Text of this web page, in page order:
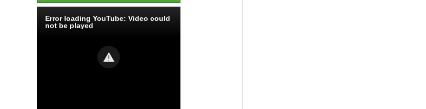
Error loading YouTube: Video could
not be played